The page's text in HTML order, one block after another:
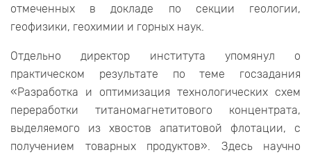
отмеченных в докладе по секции геологии,
геофизики, геохимии и горных наук.
Отдельно директор института упомянул о
практическом результате по теме госзадания
«Разработка и оптимизация технологических схем
переработки титаномагнетитового концентрата,
выделяемого из хвостов апатитовой флотации, с
получением товарных продуктов». Здесь научно